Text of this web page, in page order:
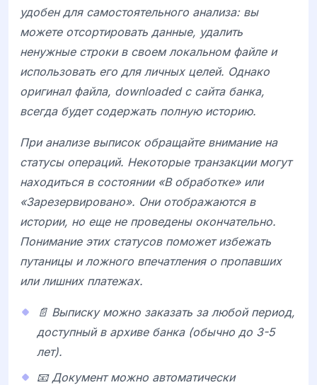
удобен для самостоятельного анализа: вы
можете отсортировать данные, удалить
ненужные строки в своем локальном файле и
использовать его для личных целей. Однако
оригинал файла, downloaded с сайта банка,
всегда будет содержать полную историю.
При анализе выписок обращайте внимание на
статусы операций. Некоторые транзакции могут
находиться в состоянии «В обработке» или
«Зарезервировано». Они отображаются в
истории, но еще не проведены окончательно.
Понимание этих статусов поможет избежать
путаницы и ложного впечатления о пропавших
или лишних платежах.
📄 Выписку можно заказать за любой период,
доступный в архиве банка (обычно до 3-5
лет).
📧 Документ можно автоматически